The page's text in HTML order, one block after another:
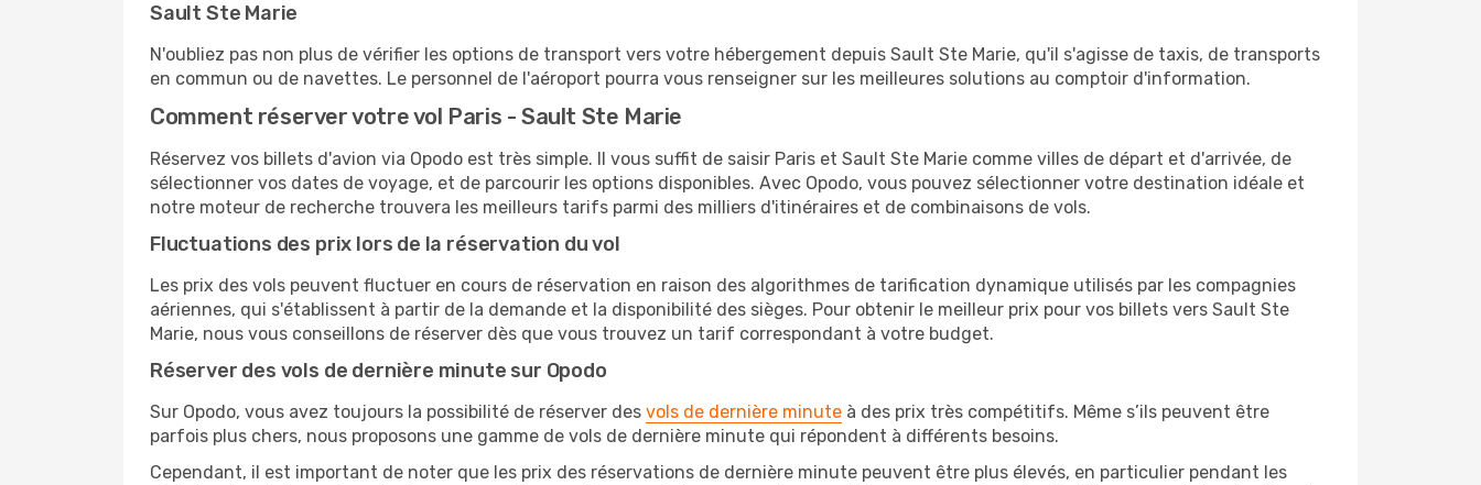
Sault Ste Marie
N'oubliez pas non plus de vérifier les options de transport vers votre hébergement depuis Sault Ste Marie, qu'il s'agisse de taxis, de transports
en commun ou de navettes. Le personnel de l'aéroport pourra vous renseigner sur les meilleures solutions au comptoir d'information.
Comment réserver votre vol Paris - Sault Ste Marie
Réservez vos billets d'avion via Opodo est très simple. Il vous suffit de saisir Paris et Sault Ste Marie comme villes de départ et d'arrivée, de
sélectionner vos dates de voyage, et de parcourir les options disponibles. Avec Opodo, vous pouvez sélectionner votre destination idéale et
notre moteur de recherche trouvera les meilleurs tarifs parmi des milliers d'itinéraires et de combinaisons de vols.
Fluctuations des prix lors de la réservation du vol
Les prix des vols peuvent fluctuer en cours de réservation en raison des algorithmes de tarification dynamique utilisés par les compagnies
aériennes, qui s'établissent à partir de la demande et la disponibilité des sièges. Pour obtenir le meilleur prix pour vos billets vers Sault Ste
Marie, nous vous conseillons de réserver dès que vous trouvez un tarif correspondant à votre budget.
Réserver des vols de dernière minute sur Opodo
Sur Opodo, vous avez toujours la possibilité de réserver des vols de dernière minute à des prix très compétitifs. Même s’ils peuvent être
parfois plus chers, nous proposons une gamme de vols de dernière minute qui répondent à différents besoins.
Cependant, il est important de noter que les prix des réservations de dernière minute peuvent être plus élevés, en particulier pendant les